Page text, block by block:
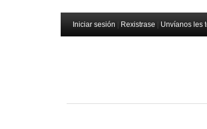
Iniciar sesión Rexistrase Unvíanos les